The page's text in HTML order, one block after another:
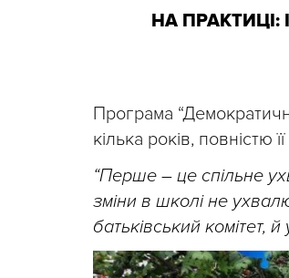
НА
Програма
кілька років, повністю
“Перше – це спільне
зміни в школі не
батьківський комітет,